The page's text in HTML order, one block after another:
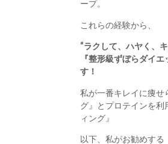
ープ。
これらの経験から、
“ラクして、ハヤく、
『整形級ずぼらダイ
す！
私が一番キレイに痩せ
グ』とプロテインを
ィング』
以下、私がお勧めする